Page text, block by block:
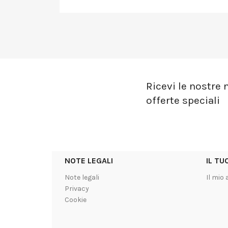
Ricevi le nostre
offerte speciali
NOTE LEGALI
Note legali
Privacy
Cookie
IL
Il mio